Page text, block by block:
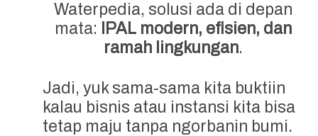
Waterpedia, solusi ada di depan
mata:
IPAL modern, efisien, dan
ramah lingkungan.
Jadi, yuk sama-sama kita buktiin
kalau bisnis atau instansi kita bisa
tetap maju tanpa ngorbanin bumi.